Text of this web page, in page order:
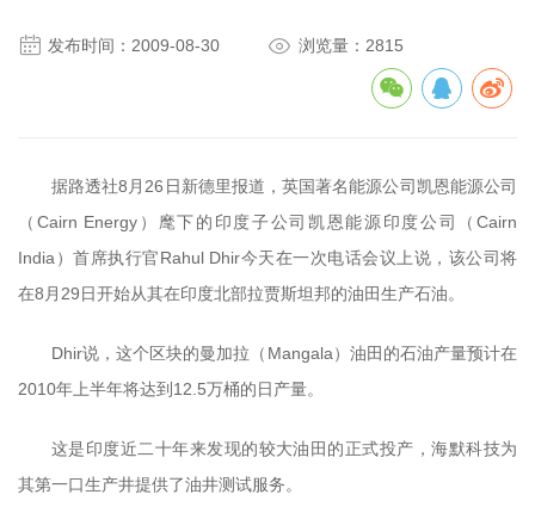
 发布时间：2009-08-30  浏览量：2815
据路透社8月26日新德里报道，英国著名能源公司凯恩能源公司
（Cairn Energy）麾下的印度子公司凯恩能源印度公司（Cairn
India）首席执行官Rahul Dhir今天在一次电话会议上说，该公司将
在8月29日开始从其在印度北部拉贾斯坦邦的油田生产石油。
Dhir说，这个区块的曼加拉（Mangala）油田的石油产量预计在
2010年上半年将达到12.5万桶的日产量。
这是印度近二十年来发现的较大油田的正式投产，海默科技为
其第一口生产井提供了油井测试服务。